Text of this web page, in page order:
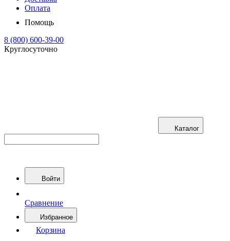
Оплата
Помощь
8 (800) 600-39-00
Круглосуточно
Каталог
Войти
Сравнение
Избранное
Корзина